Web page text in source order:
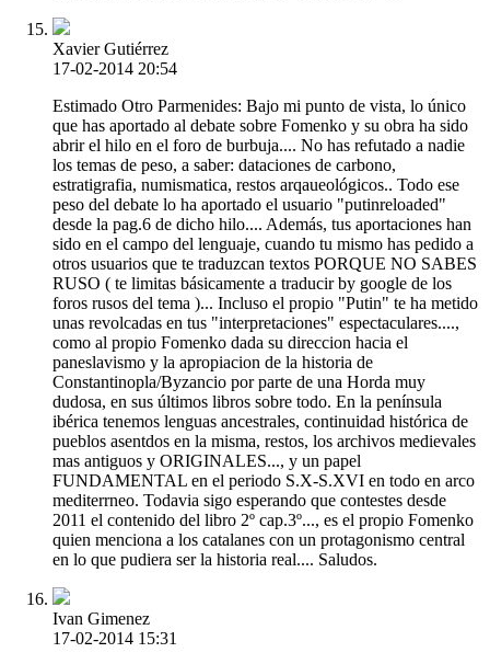
Xavier Gutiérrez
17-02-2014 20:54
Estimado Otro Parmenides: Bajo mi punto de vista, lo único
que has aportado al debate sobre Fomenko y su obra ha sido
abrir el hilo en el foro de burbuja.... No has refutado a nadie
los temas de peso, a saber: dataciones de carbono,
estratigrafia, numismatica, restos arqaueológicos.. Todo ese
peso del debate lo ha aportado el usuario "putinreloaded"
desde la pag.6 de dicho hilo.... Además, tus aportaciones han
sido en el campo del lenguaje, cuando tu mismo has pedido a
otros usuarios que te traduzcan textos PORQUE NO SABES
RUSO ( te limitas básicamente a traducir by google de los
foros rusos del tema )... Incluso el propio "Putin" te ha metido
unas revolcadas en tus "interpretaciones" espectaculares....,
como al propio Fomenko dada su direccion hacia el
paneslavismo y la apropiacion de la historia de
Constantinopla/Byzancio por parte de una Horda muy
dudosa, en sus últimos libros sobre todo. En la península
ibérica tenemos lenguas ancestrales, continuidad histórica de
pueblos asentdos en la misma, restos, los archivos medievales
mas antiguos y ORIGINALES..., y un papel
FUNDAMENTAL en el periodo S.X-S.XVI en todo en arco
mediterrneo. Todavia sigo esperando que contestes desde
2011 el contenido del libro 2º cap.3º..., es el propio Fomenko
quien menciona a los catalanes con un protagonismo central
en lo que pudiera ser la historia real.... Saludos.
Ivan Gimenez
17-02-2014 15:31